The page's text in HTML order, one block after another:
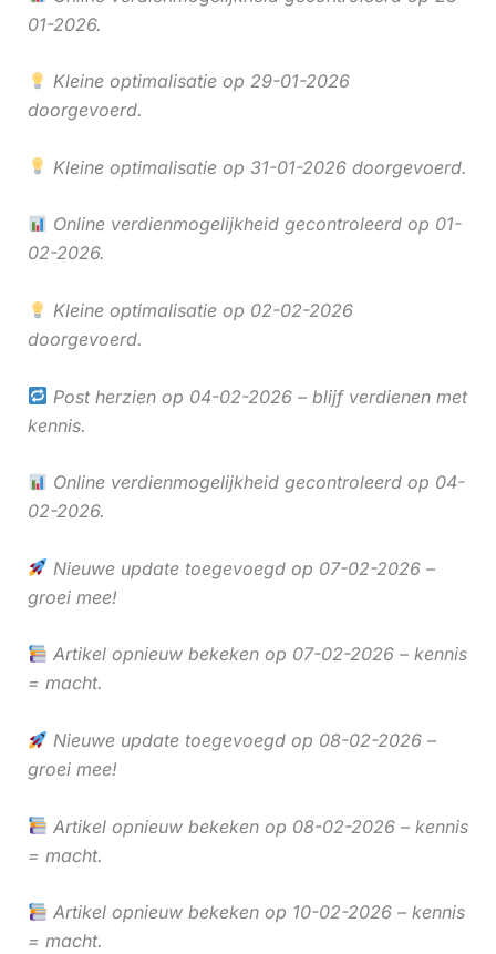
01-2026.
Kleine optimalisatie op 29-01-2026
doorgevoerd.
Kleine optimalisatie op 31-01-2026 doorgevoerd.
Online verdienmogelijkheid gecontroleerd op 01-
02-2026.
Kleine optimalisatie op 02-02-2026
doorgevoerd.
Post herzien op 04-02-2026 – blijf verdienen met
kennis.
Online verdienmogelijkheid gecontroleerd op 04-
02-2026.
Nieuwe update toegevoegd op 07-02-2026 –
groei mee!
Artikel opnieuw bekeken op 07-02-2026 – kennis
= macht.
Nieuwe update toegevoegd op 08-02-2026 –
groei mee!
Artikel opnieuw bekeken op 08-02-2026 – kennis
= macht.
Artikel opnieuw bekeken op 10-02-2026 – kennis
= macht.